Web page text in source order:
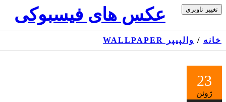
Skip
to
content
تغییر ناوبری عکس های فیسبوکی
خانه/والپیپر WALLPAPER
23
ژوئن